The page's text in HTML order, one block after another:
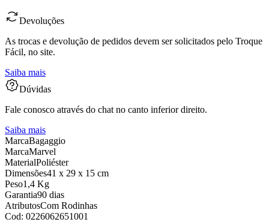
Devoluções
As trocas e devolução de pedidos devem ser solicitados pelo Troque
Fácil, no site.
Saiba mais
Dúvidas
Fale conosco através do chat no canto inferior direito.
Saiba mais
MarcaBagaggio
MarcaMarvel
MaterialPoliéster
Dimensões41 x 29 x 15 cm
Peso1,4 Kg
Garantia90 dias
AtributosCom Rodinhas
Cod: 0226062651001